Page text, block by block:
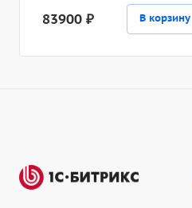
83900 ₽ В корзину